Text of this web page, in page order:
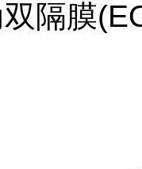
隔膜